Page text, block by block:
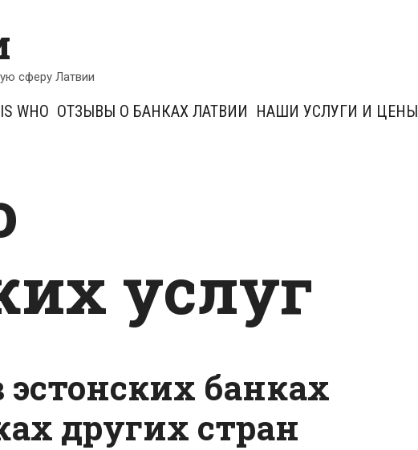
сферу Латвии
WHO ОТЗЫВЫ О БАНКАХ ЛАТВИИ НАШИ УСЛУГИ И ЦЕНЫ
услуг
банках
других стран